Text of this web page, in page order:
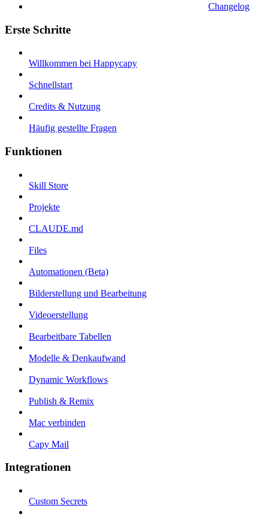
Changelog
Erste Schritte
Willkommen bei Happycapy
Schnellstart
Credits & Nutzung
Häufig gestellte Fragen
Funktionen
Skill Store
Projekte
CLAUDE.md
Files
Automationen (Beta)
Bilderstellung und Bearbeitung
Videoerstellung
Bearbeitbare Tabellen
Modelle & Denkaufwand
Dynamic Workflows
Publish & Remix
Mac verbinden
Capy Mail
Integrationen
Custom Secrets